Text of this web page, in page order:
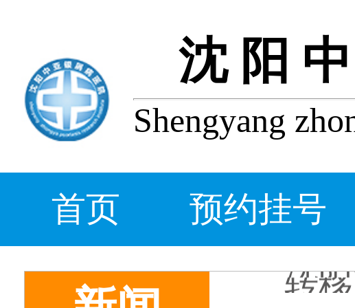
沈阳
Shengyang
首页 预约挂号
牛
什
牛
牛
沈
皮
癣
沈
转